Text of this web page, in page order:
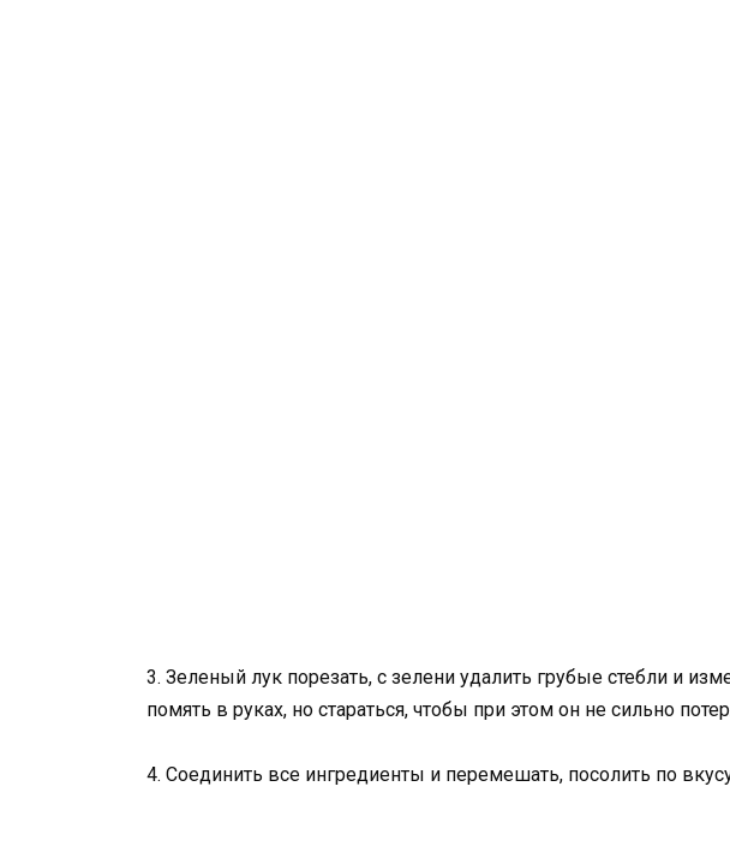
3. Зеленый лук порезать, с зелени удалить грубые стебли и
помять в руках, но стараться, чтобы при этом он не сильно
4. Соединить все ингредиенты и перемешать, посолить по